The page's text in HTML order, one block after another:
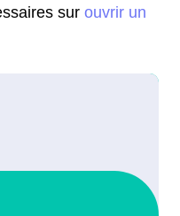
sur ouvrir un